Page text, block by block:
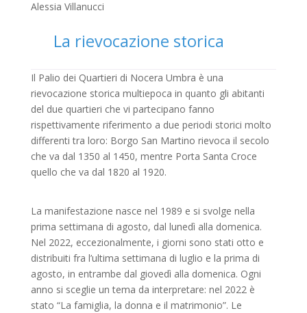
Alessia Villanucci
La rievocazione storica
Il Palio dei Quartieri di Nocera Umbra è una
rievocazione storica multiepoca in quanto gli abitanti
del due quartieri che vi partecipano fanno
rispettivamente riferimento a due periodi storici molto
differenti tra loro: Borgo San Martino rievoca il secolo
che va dal 1350 al 1450, mentre Porta Santa Croce
quello che va dal 1820 al 1920.
La manifestazione nasce nel 1989 e si svolge nella
prima settimana di agosto, dal lunedì alla domenica.
Nel 2022, eccezionalmente, i giorni sono stati otto e
distribuiti fra l’ultima settimana di luglio e la prima di
agosto, in entrambe dal giovedì alla domenica. Ogni
anno si sceglie un tema da interpretare: nel 2022 è
stato “La famiglia, la donna e il matrimonio”. Le